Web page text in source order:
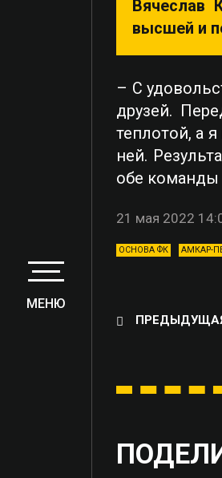
МЕНЮ
Вячеслав
высшей и
– С
друзей.
теплотой, а
ней.
обе команды
21 мая 2022
ОСНОВА ФК АМКАР-